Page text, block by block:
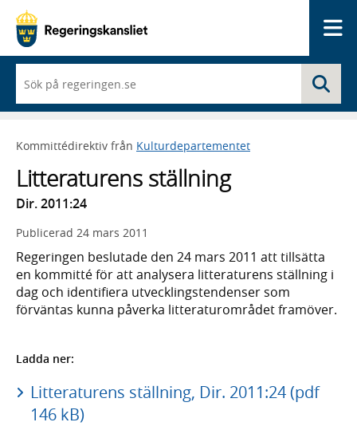
du
börjar
skriva
framträder
lista
med
sökförslag
Kommittédirektiv från Kulturdepartementet
Litteraturens ställning
Dir. 2011:24
Publicerad 24 mars 2011
Regeringen beslutade den 24 mars 2011 att tillsätta
en kommitté för att analysera litteraturens ställning i
dag och identifiera utvecklingstendenser som
förväntas kunna påverka litteraturområdet framöver.
Ladda ner:
Litteraturens ställning, Dir. 2011:24 (pdf
146 kB)